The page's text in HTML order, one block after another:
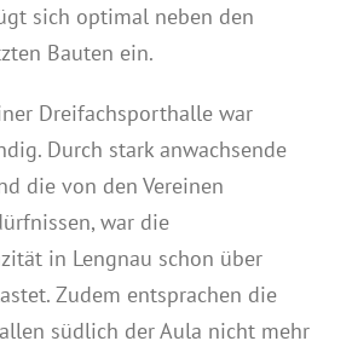
sich optimal neben den
Bauten ein.
Dreifachsporthalle war
Durch stark anwachsende
die von den Vereinen
war die
in Lengnau schon über
Zudem entsprachen die
südlich der Aula nicht mehr